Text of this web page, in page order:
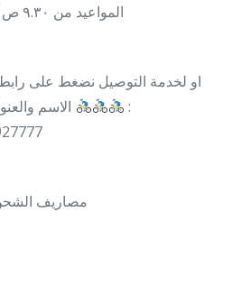
المواعيد من ٩.٣٠ ص الى ٦.٣٠م ماعدا يوم الاحد
او لخدمة التوصيل نضغط على
:
مصاريف الشحن